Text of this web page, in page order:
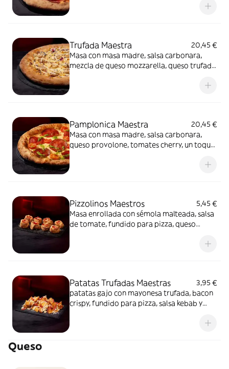
Trufada Maestra
20,45 €
Masa con masa madre, salsa carbonara,
mezcla de queso mozzarella, queso trufado
Pamplonica Maestra
20,45 €
Masa con masa madre, salsa carbonara,
queso provolone, tomates cherry, un toque
Pizzolinos Maestros
5,45 €
Masa enrollada con sémola malteada, salsa
de tomate, fundido para pizza, queso
Patatas Trufadas Maestras
3,95 €
patatas gajo con mayonesa trufada, bacon
crispy, fundido para pizza, salsa kebab y
Queso